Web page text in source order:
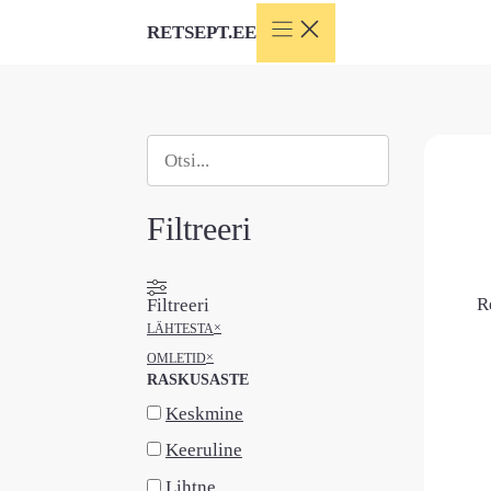
RETSEPT.EE
When autocomplete results are available
Filtreeri
Filtreeri
LÄHTESTA×
OMLETID×
RASKUSASTE
Keskmine
Keeruline
Lihtne